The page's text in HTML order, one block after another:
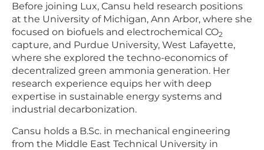
Before joining Lux, Cansu held research positions
at the University of Michigan, Ann Arbor, where she
focused on biofuels and electrochemical CO2
capture, and Purdue University, West Lafayette,
where she explored the techno-economics of
decentralized green ammonia generation. Her
research experience equips her with deep
expertise in sustainable energy systems and
industrial decarbonization.
Cansu holds a B.Sc. in mechanical engineering
from the Middle East Technical University in